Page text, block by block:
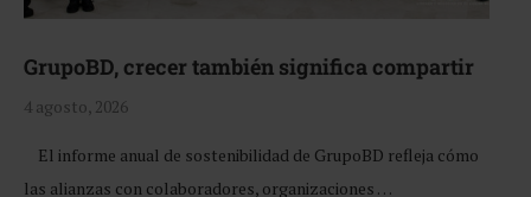
GrupoBD, crecer también significa compartir
4 agosto, 2026
El informe anual de sostenibilidad de GrupoBD refleja cómo
las alianzas con colaboradores, organizaciones …